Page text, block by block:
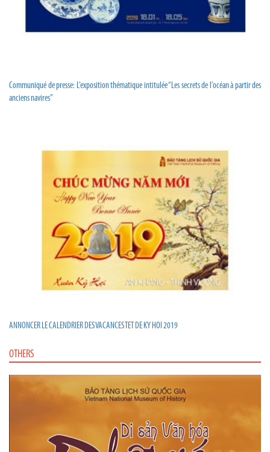
Communiqué de presse: L’exposition thématique intitulée “Les secrets de l’océan à partir des
anciens navires”
ANNONCER LE CALENDRIER DES VACANCES TET DE KY HOI 2019
OTHERS